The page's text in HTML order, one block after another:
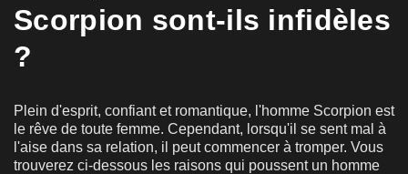
Scorpion sont-ils infidèles
?
Plein d'esprit, confiant et romantique, l'homme Scorpion est
le rêve de toute femme. Cependant, lorsqu'il se sent mal à
l'aise dans sa relation, il peut commencer à tromper. Vous
trouverez ci-dessous les raisons qui poussent un homme